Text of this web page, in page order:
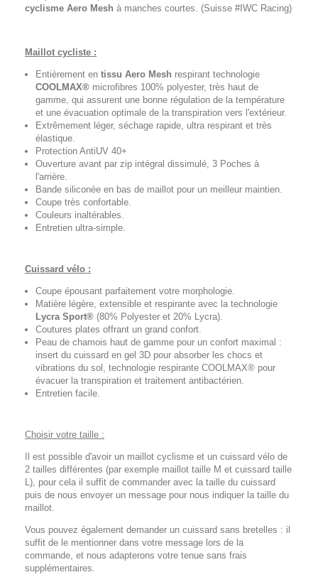
cyclisme Aero Mesh à manches courtes. (Suisse #IWC Racing)
Maillot cycliste :
Entièrement en tissu Aero Mesh respirant technologie
COOLMAX® microfibres 100% polyester, très haut de
gamme, qui assurent une bonne régulation de la température
et une évacuation optimale de la transpiration vers l'extérieur.
Extrêmement léger, séchage rapide, ultra respirant et très
élastique.
Protection AntiUV 40+
Ouverture avant par zip intégral dissimulé, 3 Poches à
l'arrière.
Bande siliconée en bas de maillot pour un meilleur maintien.
Coupe très confortable.
Couleurs inaltérables.
Entretien ultra-simple.
Cuissard vélo :
Coupe épousant parfaitement votre morphologie.
Matière légère, extensible et respirante avec la technologie
Lycra Sport® (80% Polyester et 20% Lycra).
Coutures plates offrant un grand confort.
Peau de chamois haut de gamme pour un confort maximal :
insert du cuissard en gel 3D pour absorber les chocs et
vibrations du sol, technologie respirante COOLMAX® pour
évacuer la transpiration et traitement antibactérien.
Entretien facile.
Choisir votre taille :
Il est possible d'avoir un maillot cyclisme et un cuissard vélo de
2 tailles différentes (par exemple maillot taille M et cuissard taille
L), pour cela il suffit de commander avec la taille du cuissard
puis de nous envoyer un message pour nous indiquer la taille du
maillot.
Vous pouvez également demander un cuissard sans bretelles : il
suffit de le mentionner dans votre message lors de la
commande, et nous adapterons votre tenue sans frais
supplémentaires.